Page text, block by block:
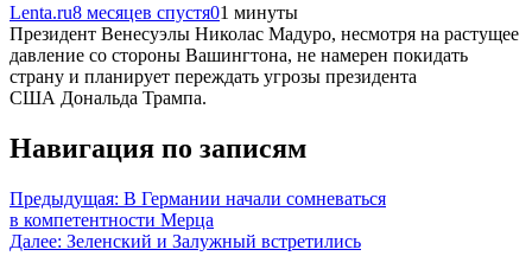
Lenta.ru8 месяцев спустя01 минуты
Президент Венесуэлы Николас Мадуро, несмотря на растущее
давление со стороны Вашингтона, не намерен покидать
страну и планирует переждать угрозы президента
США Дональда Трампа.
Навигация по записям
Предыдущая: В Германии начали сомневаться
в компетентности Мерца
Далее: Зеленский и Залужный встретились